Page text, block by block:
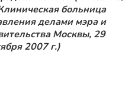
больница
делами мэра и
Москвы, 29
2007 г.)